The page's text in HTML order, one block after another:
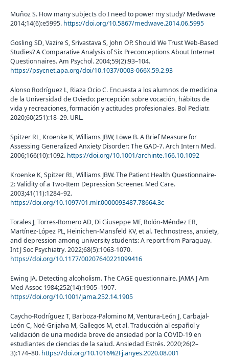
Muñoz S. How many subjects do I need to power my study? Medwave
2014;14(6):e5995. https://doi.org/10.5867/medwave.2014.06.5995
Gosling SD, Vazire S, Srivastava S, John OP. Should We Trust Web-Based
Studies? A Comparative Analysis of Six Preconceptions About Internet
Questionnaires. Am Psychol. 2004;59(2):93–104.
https://psycnet.apa.org/doi/10.1037/0003-066X.59.2.93
Alonso Rodríguez L, Riaza Ocio C. Encuesta a los alumnos de medicina
de la Universidad de Oviedo: percepción sobre vocación, hábitos de
vida y recreaciones, formación y actitudes profesionales. Bol Pediatr.
2020;60(251):18–29. URL.
Spitzer RL, Kroenke K, Williams JBW, Löwe B. A Brief Measure for
Assessing Generalized Anxiety Disorder: The GAD-7. Arch Intern Med.
2006;166(10):1092. https://doi.org/10.1001/archinte.166.10.1092
Kroenke K, Spitzer RL, Williams JBW. The Patient Health Questionnaire-
2: Validity of a Two-Item Depression Screener. Med Care.
2003;41(11):1284–92.
https://doi.org/10.1097/01.mlr.0000093487.78664.3c
Torales J, Torres-Romero AD, Di Giuseppe MF, Rolón-Méndez ER,
Martínez-López PL, Heinichen-Mansfeld KV, et al. Technostress, anxiety,
and depression among university students: A report from Paraguay.
Int J Soc Psychiatry. 2022;68(5):1063-1070.
https://doi.org/10.1177/00207640221099416
Ewing JA. Detecting alcoholism. The CAGE questionnaire. JAMA J Am
Med Assoc 1984;252(14):1905–1907.
https://doi.org/10.1001/jama.252.14.1905
Caycho-Rodríguez T, Barboza-Palomino M, Ventura-León J, Carbajal-
León C, Noé-Grijalva M, Gallegos M, et al. Traducción al español y
validación de una medida breve de ansiedad por la COVID-19 en
estudiantes de ciencias de la salud. Ansiedad Estrés. 2020;26(2–
3):174–80. https://doi.org/10.1016%2Fj.anyes.2020.08.001